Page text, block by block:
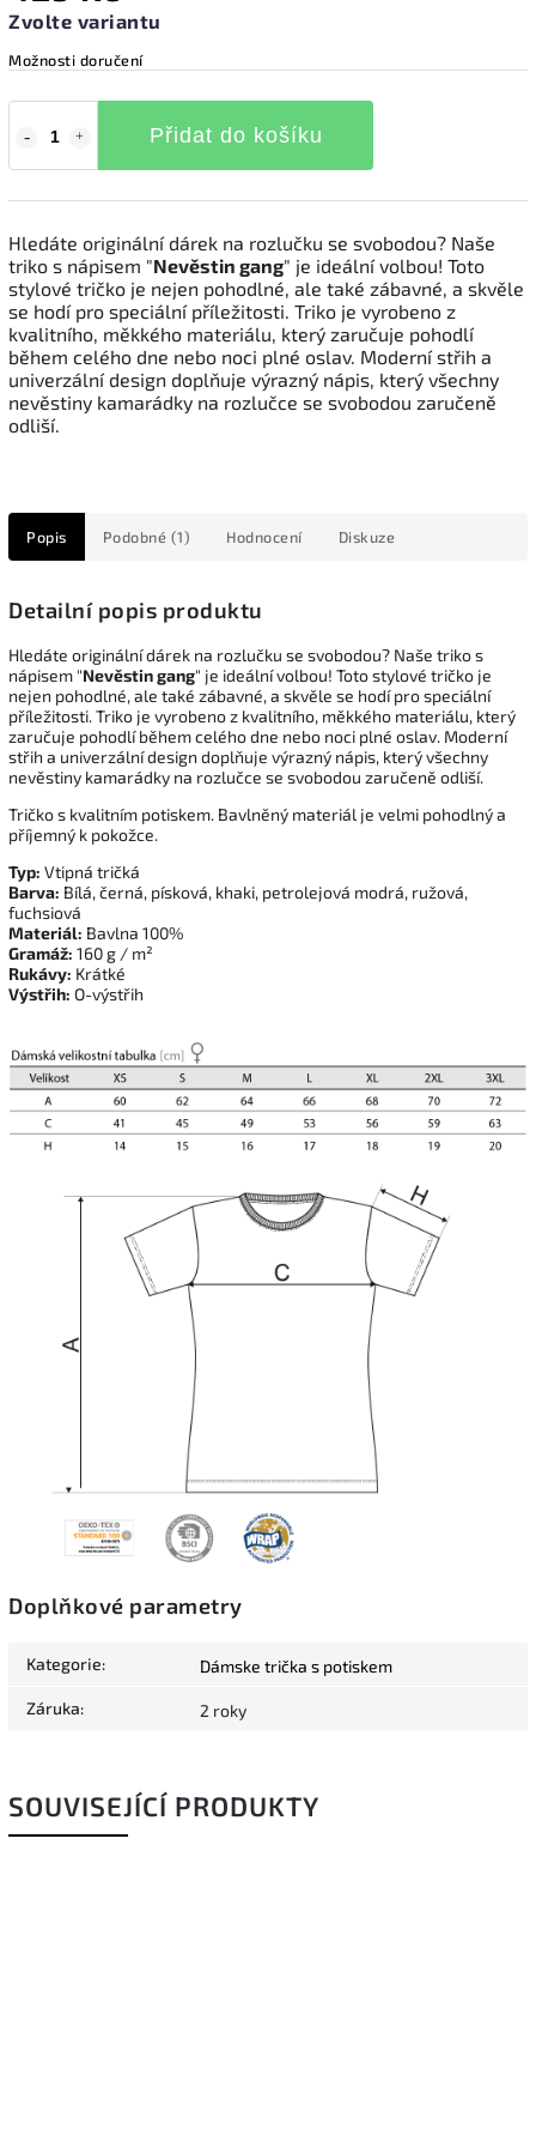
Zvolte variantu
Možnosti doručení
Přidat do košíku
Hledáte originální dárek na rozlučku se svobodou? Naše
triko s nápisem "Nevěstin gang" je ideální volbou! Toto
stylové tričko je nejen pohodlné, ale také zábavné, a skvěle
se hodí pro speciální příležitosti. Triko je vyrobeno z
kvalitního, měkkého materiálu, který zaručuje pohodlí
během celého dne nebo noci plné oslav. Moderní střih a
univerzální design doplňuje výrazný nápis, který všechny
nevěstiny kamarádky na rozlučce se svobodou zaručeně
odliší.
Popis Podobné (1) Hodnocení Diskuze
Detailní popis produktu
Hledáte originální dárek na rozlučku se svobodou? Naše triko s
nápisem "Nevěstin gang" je ideální volbou! Toto stylové tričko je
nejen pohodlné, ale také zábavné, a skvěle se hodí pro speciální
příležitosti. Triko je vyrobeno z kvalitního, měkkého materiálu, který
zaručuje pohodlí během celého dne nebo noci plné oslav. Moderní
střih a univerzální design doplňuje výrazný nápis, který všechny
nevěstiny kamarádky na rozlučce se svobodou zaručeně odliší.
Tričko s kvalitním potiskem. Bavlněný materiál je velmi pohodlný a
příjemný k pokožce.
Typ: Vtipná tričká
Barva: Bílá, černá, písková, khaki, petrolejová modrá, ružová,
fuchsiová
Materiál: Bavlna 100%
Gramáž: 160 g / m²
Rukávy: Krátké
Výstřih: O-výstřih
Doplňkové parametry
Kategorie: Dámske trička s potiskem
Záruka: 2 roky
SOUVISEJÍCÍ PRODUKTY